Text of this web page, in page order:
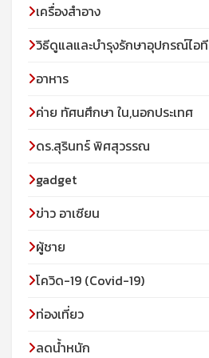
เครื่องสำอาง
วิธีดูแลและบำรุงรักษาอุปกรณ์ไอที
อาหาร
ค่าย ทัศนศึกษา ใน,นอกประเทศ
ดร.สุรินทร์ พิศสุวรรณ
gadget
ข่าว อาเซียน
ผู้ชาย
โควิด-19 (Covid-19)
ท่องเที่ยว
ลดน้ำหนัก